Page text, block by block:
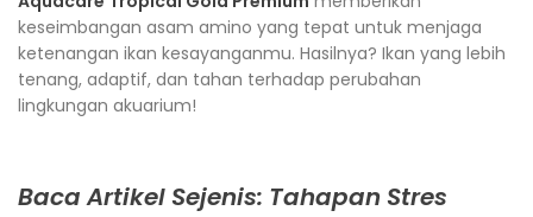
keseimbangan asam amino yang tepat untuk menjaga
ketenangan ikan kesayanganmu. Hasilnya? Ikan yang lebih
tenang, adaptif, dan tahan terhadap perubahan
lingkungan akuarium!
Baca Artikel Sejenis: Tahapan Stres